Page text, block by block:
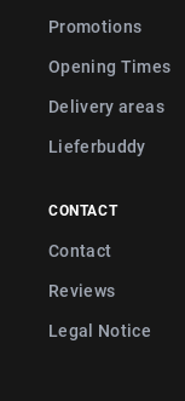
Promotions
Opening Times
Delivery areas
Lieferbuddy
CONTACT
Contact
Reviews
Legal Notice